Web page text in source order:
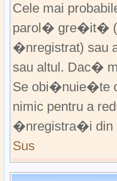
Cele mai
parol� gre�it�
�nregistrat) sau
sau altul. Dac�
Se obi�nuie�te
nimic pentru a
�nregistra�i
Sus